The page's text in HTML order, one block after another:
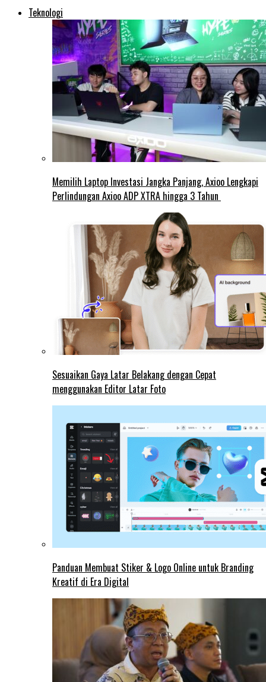
Teknologi
Memilih Laptop Investasi Jangka Panjang, Axioo Lengkapi
Perlindungan Axioo ADP XTRA hingga 3 Tahun
Sesuaikan Gaya Latar Belakang dengan Cepat
menggunakan Editor Latar Foto
Panduan Membuat Stiker & Logo Online untuk Branding
Kreatif di Era Digital